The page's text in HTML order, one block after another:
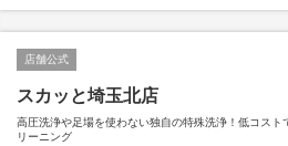
店舗公式
スカッと埼玉北店
高圧洗浄や足場を使わない独自の特殊洗浄！低コスト
リーニング